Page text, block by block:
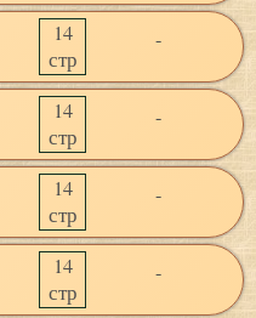
14
стр
-
14
стр
-
14
стр
-
14
стр
-